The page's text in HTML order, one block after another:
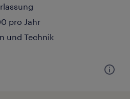
pro Jahr
und Technik